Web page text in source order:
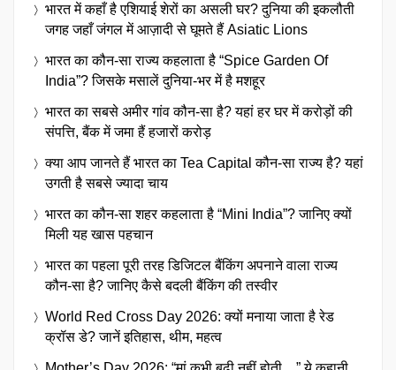
भारत में कहाँ है एशियाई शेरों का असली घर? दुनिया की इकलौती
जगह जहाँ जंगल में आज़ादी से घूमते हैं Asiatic Lions
भारत का कौन-सा राज्य कहलाता है “Spice Garden Of
India”? जिसके मसालें दुनिया-भर में है मशहूर
भारत का सबसे अमीर गांव कौन-सा है? यहां हर घर में करोड़ों की
संपत्ति, बैंक में जमा हैं हजारों करोड़
क्या आप जानते हैं भारत का Tea Capital कौन-सा राज्य है? यहां
उगती है सबसे ज्यादा चाय
भारत का कौन-सा शहर कहलाता है “Mini India”? जानिए क्यों
मिली यह खास पहचान
भारत का पहला पूरी तरह डिजिटल बैंकिंग अपनाने वाला राज्य
कौन-सा है? जानिए कैसे बदली बैंकिंग की तस्वीर
World Red Cross Day 2026: क्यों मनाया जाता है रेड
क्रॉस डे? जानें इतिहास, थीम, महत्व